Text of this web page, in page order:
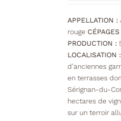
APPELLATION :
rouge
PRODUCTION :
LOCALISATION :
d’anciennes
en terrasses
Sérignan-du-
hectares de
sur un terroir